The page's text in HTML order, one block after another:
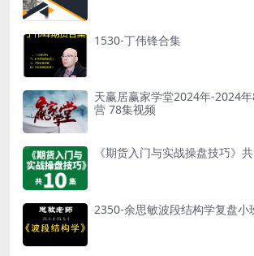
1530-丁伟锋合集
天赢居赢家学堂2024年-2024
营 78集视频
《期货入门与实战操盘技巧》
2350-余思敏波段结构学复盘小